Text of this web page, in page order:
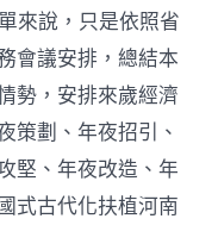
來說，只是依照省
會議安排，總結本
勢，安排來歲經濟
策劃、年夜招引、
堅、年夜改造、年
式古代化扶植河南